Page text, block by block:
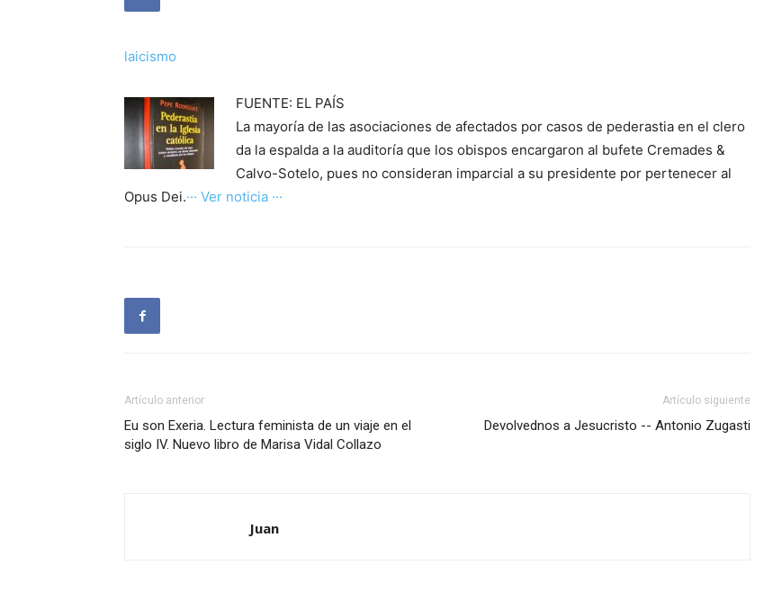
laicismo
FUENTE: EL PAÍS
La mayoría de las asociaciones de afectados por casos de pederastia en el clero
da la espalda a la auditoría que los obispos encargaron al bufete Cremades &
Calvo-Sotelo, pues no consideran imparcial a su presidente por pertenecer al
Opus Dei.··· Ver noticia ···
Artículo anterior
Eu son Exeria. Lectura feminista de un viaje en el
siglo IV. Nuevo libro de Marisa Vidal Collazo
Artículo siguiente
Devolvednos a Jesucristo -- Antonio Zugasti
Juan